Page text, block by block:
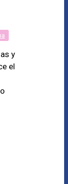
y
el